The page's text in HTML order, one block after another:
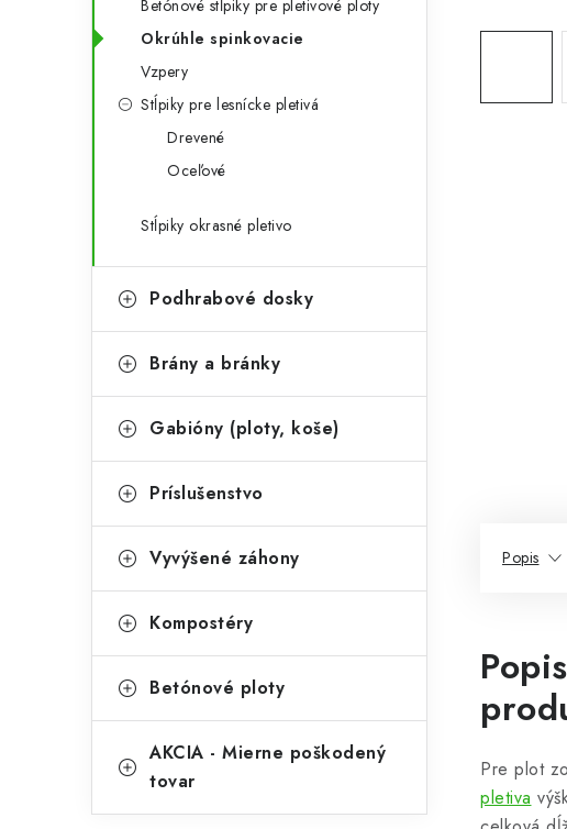
e
Betónové stĺpiky pre pletivové ploty
Okrúhle spinkovacie
Vzpery
Stĺpiky pre lesnícke pletivá
Drevené
Oceľové
Stĺpiky okrasné pletivo
Podhrabové dosky
Brány a bránky
Gabióny (ploty, koše)
Príslušenstvo
Vyvýšené záhony
Kompostéry
Betónové ploty
AKCIA - Mierne poškodený
tovar
Popis
Popis
Pre plotzo
pletiva